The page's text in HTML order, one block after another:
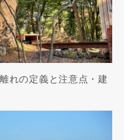
れの定義と注意点・建